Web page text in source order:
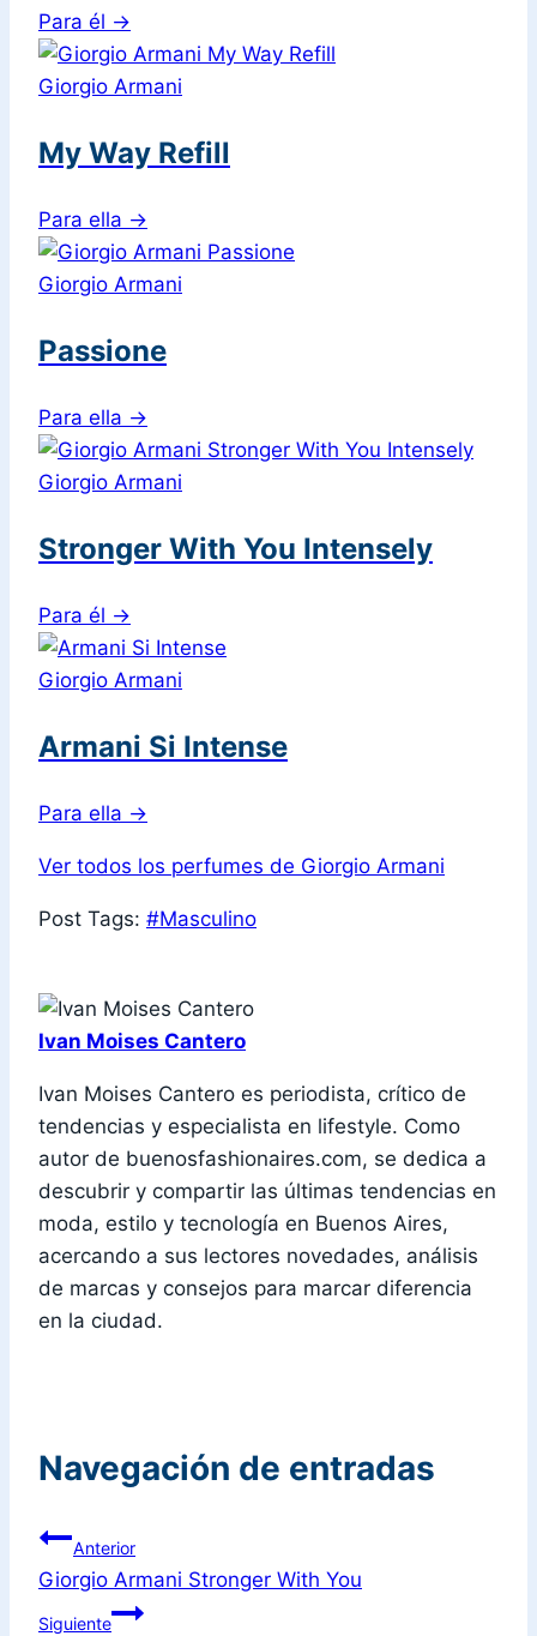
Para él →
Giorgio Armani
My Way Refill
Para ella →
Giorgio Armani
Passione
Para ella →
Giorgio Armani
Stronger With You Intensely
Para él →
Giorgio Armani
Armani Si Intense
Para ella →
Ver todos los perfumes de Giorgio Armani
Post Tags: #Masculino
Ivan Moises Cantero
Ivan Moises Cantero es periodista, crítico de
tendencias y especialista en lifestyle. Como
autor de buenosfashionaires.com, se dedica a
descubrir y compartir las últimas tendencias en
moda, estilo y tecnología en Buenos Aires,
acercando a sus lectores novedades, análisis
de marcas y consejos para marcar diferencia
en la ciudad.
Navegación de entradas
Anterior
Giorgio Armani Stronger With You
Siguiente